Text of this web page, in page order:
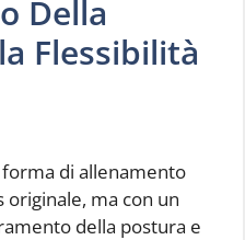
Della
Flessibilità
di allenamento
originale, ma con un
della postura e